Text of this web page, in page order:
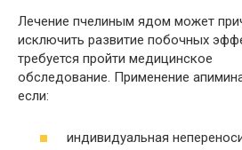
Лечение пчелиным ядом может
исключить развитие побочных
требуется пройти медицинское
обследование. Применение
если:
индивидуальная